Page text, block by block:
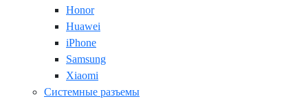
Honor
Huawei
iPhone
Samsung
Xiaomi
Системные разъемы